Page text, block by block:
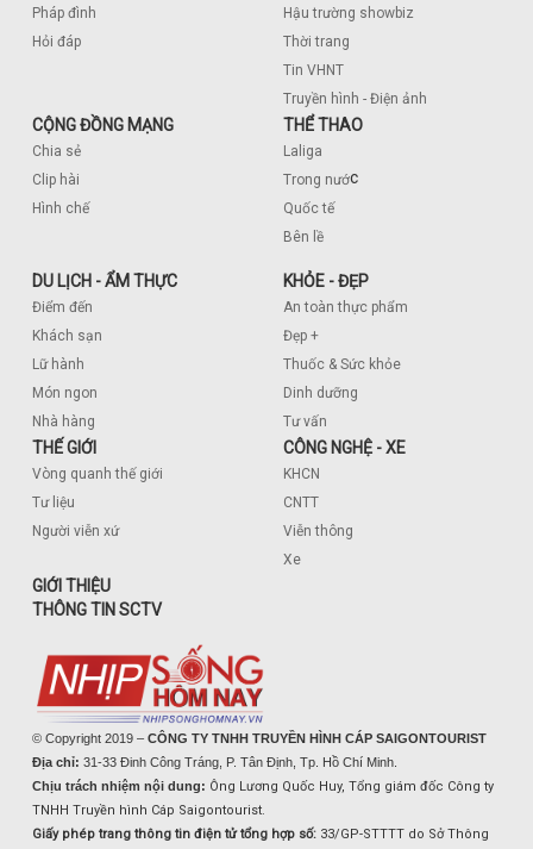
Pháp đình
Hỏi đáp
Hậu trường showbiz
Thời trang
Tin VHNT
Truyền hình - Điện ảnh
CỘNG ĐỒNG MẠNG
Chia sẻ
Clip hài
Hình chế
THỂ THAO
Laliga
Trong nước
Quốc tế
Bên lề
DU LỊCH - ẨM THỰC
Điểm đến
Khách sạn
Lữ hành
Món ngon
Nhà hàng
KHỎE - ĐẸP
An toàn thực phẩm
Đẹp +
Thuốc & Sức khỏe
Dinh dưỡng
Tư vấn
THẾ GIỚI
Vòng quanh thế giới
Tư liệu
Người viễn xứ
CÔNG NGHỆ - XE
KHCN
CNTT
Viễn thông
Xe
GIỚI THIỆU
THÔNG TIN SCTV
© Copyright 2019 – CÔNG TY TNHH TRUYỀN HÌNH CÁP SAIGONTOURIST
Địa chỉ: 31-33 Đinh Công Tráng, P. Tân Định, Tp. Hồ Chí Minh.
Chịu trách nhiệm nội dung: Ông Lương Quốc Huy, Tổng giám đốc Công ty
TNHH Truyền hình Cáp Saigontourist.
Giấy phép trang thông tin điện tử tổng hợp số: 33/GP-STTTT do Sở Thông